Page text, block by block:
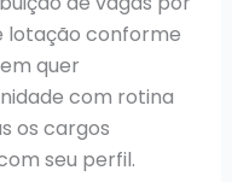
lotação conforme
quer
com rotina
os cargos
seu perfil.